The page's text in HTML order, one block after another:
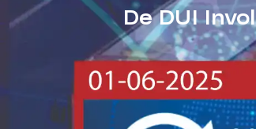
De DUI